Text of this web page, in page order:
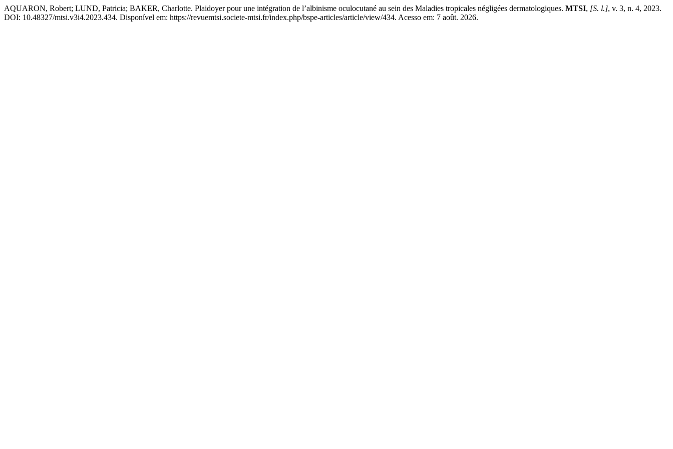
AQUARON, Robert; LUND, Patricia; BAKER, Charlotte. Plaidoyer pour une intégration de l’albinisme oculocutané au sein des Maladies tropicales négligées dermatologiques. MTSI, [S. l.], v. 3, n. 4, 2023.
DOI: 10.48327/mtsi.v3i4.2023.434. Disponível em: https://revuemtsi.societe-mtsi.fr/index.php/bspe-articles/article/view/434. Acesso em: 7 août. 2026.